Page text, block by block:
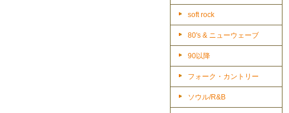
soft rock
80's & ニューウェーブ
90以降
フォーク・カントリー
ソウル/R&B